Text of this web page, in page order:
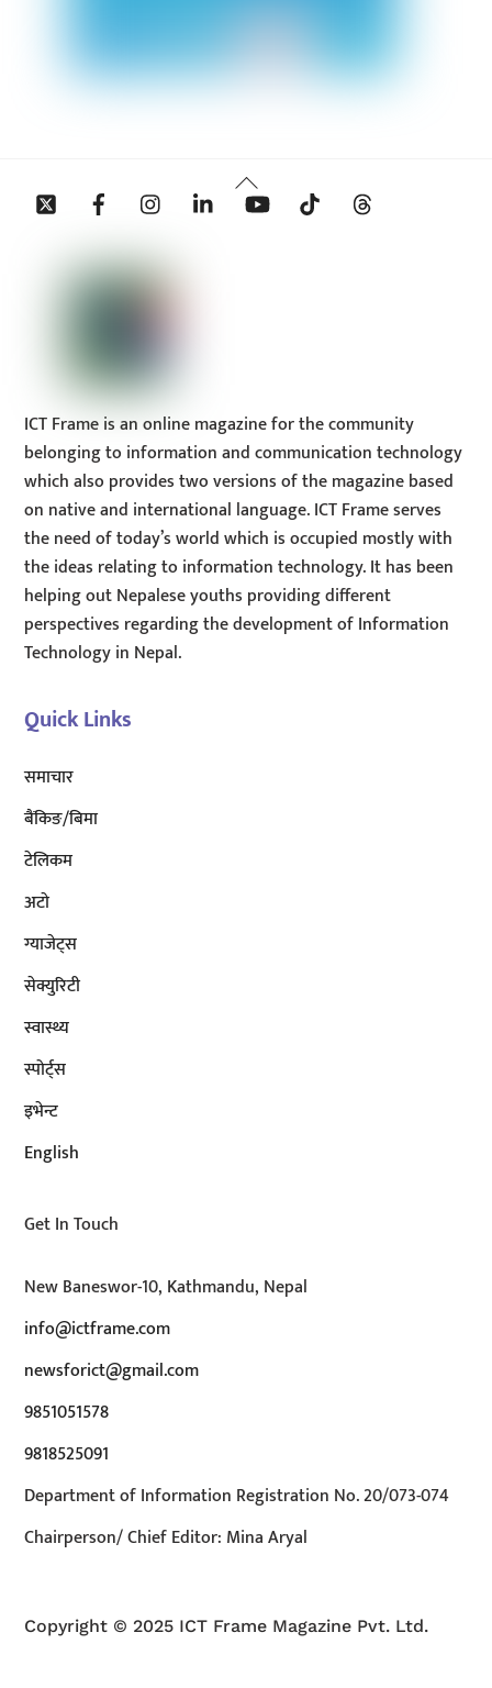
Back
To
Twitter Facebook InstagramLinkedin YouTube Tiktok
ICT Frame is an online magazine for the community
belonging to information and communication technology
which also provides two versions of the magazine based
on native and international language. ICT Frame serves
the need of today’s world which is occupied mostly with
the ideas relating to information technology. It has been
helping out Nepalese youths providing different
perspectives regarding the development of Information
Technology in Nepal.
Quick Links
समाचार
बैंकिङ/बिमा
टेलिकम
अटाे
ग्याजेट्स
सेक्युरिटी
स्वास्थ्य
स्पोर्ट्स
इभेन्ट
English
Get In Touch
New Baneswor-10, Kathmandu, Nepal
info@ictframe.com
newsforict@gmail.com
9851051578
9818525091
Department of Information Registration No. 20/073-074
Chairperson/ Chief Editor: Mina Aryal
Copyright © 2025 ICT Frame Magazine Pvt. Ltd.